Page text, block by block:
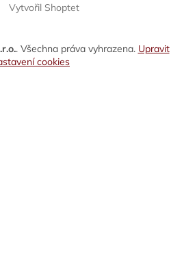
Vytvořil Shoptet
. Všechna práva vyhrazena. Upravit
cookies